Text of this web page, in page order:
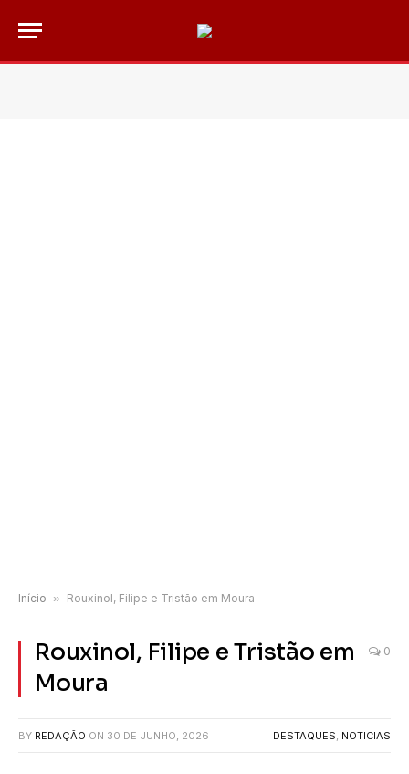
Início » Rouxinol, Filipe e Tristão em Moura
Rouxinol, Filipe e Tristão em
Moura
0
BY REDAÇÃO ON 30 DE JUNHO, 2026 DESTAQUES, NOTICIAS